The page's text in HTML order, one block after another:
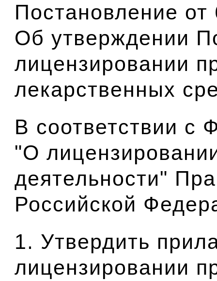
Постановление
Об утверждении
лицензировании
лекарственных
В соответствии с
"О
деятельности"
Российской
1. Утвердить
лицензировании